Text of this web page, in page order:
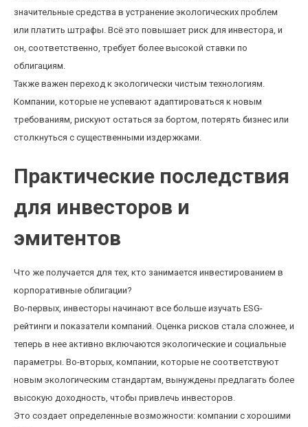
значительные средства в устранение экологических проблем
или платить штрафы. Всё это повышает риск для инвестора, и
он, соответственно, требует более высокой ставки по
облигациям.
Также важен переход к экологически чистым технологиям.
Компании, которые не успевают адаптироваться к новым
требованиям, рискуют остаться за бортом, потерять бизнес или
столкнуться с существенными издержками.
Практические последствия
для инвесторов и
эмитентов
Что же получается для тех, кто занимается инвестированием в
корпоративные облигации?
Во-первых, инвесторы начинают все больше изучать ESG-
рейтинги и показатели компаний. Оценка рисков стала сложнее, и
теперь в нее активно включаются экологические и социальные
параметры. Во-вторых, компании, которые не соответствуют
новым экологическим стандартам, вынуждены предлагать более
высокую доходность, чтобы привлечь инвесторов.
Это создает определенные возможности: компании с хорошими